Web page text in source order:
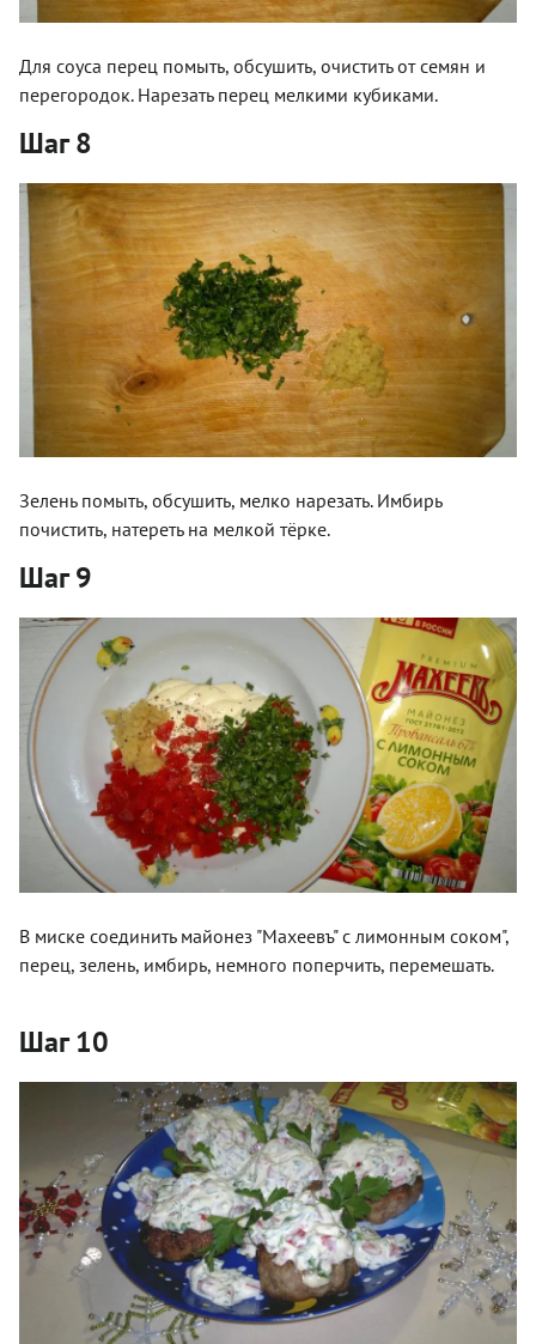
Для соуса перец помыть, обсушить, очистить от семян и
перегородок. Нарезать перец мелкими кубиками.
Шаг 8
Зелень помыть, обсушить, мелко нарезать. Имбирь
почистить, натереть на мелкой тёрке.
Шаг 9
В миске соединить майонез "Махеевъ" с лимонным соком",
перец, зелень, имбирь, немного поперчить, перемешать.
Шаг 10